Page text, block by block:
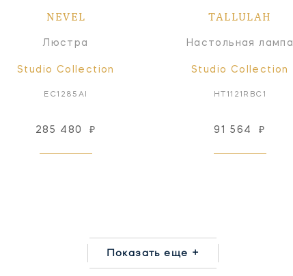
NEVEL
Люстра
Studio Collection
EC1285AI
285 480 ₽
TALLULAH
Настольная лампа
Studio Collection
HT1121RBC1
91 564 ₽
Показать еще +